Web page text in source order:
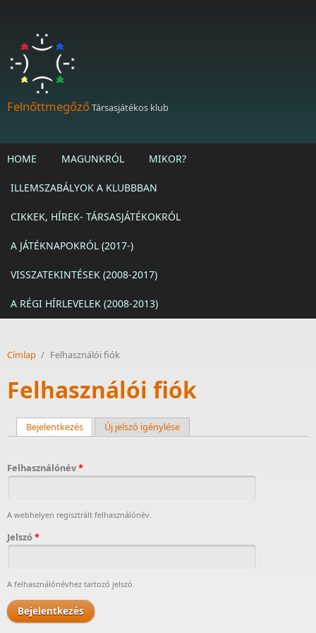
FelnőttmegőzőTársasjátékos klub
HOME MAGUNKRÓL MIKOR?
ILLEMSZABÁLYOK A KLUBBBAN
CIKKEK, HÍREK- TÁRSASJÁTÉKOKRÓL
A JÁTÉKNAPOKRÓL (2017-)
VISSZATEKINTÉSEK (2008-2017)
A RÉGI HÍRLEVELEK (2008-2013)
Címlap / Felhasználói fiók
Felhasználói fiók
Bejelentkezés(aktív fül)Új jelszó igénylése
Felhasználónév*
A webhelyen regisztrált felhasználónév.
Jelszó*
A felhasználónévhez tartozó jelszó.